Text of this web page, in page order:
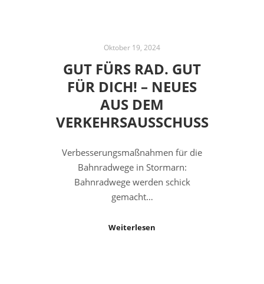
Oktober 19, 2024
GUT FÜRS RAD. GUT
FÜR DICH! – NEUES
AUS DEM
VERKEHRSAUSSCHUSS
Verbesserungsmaßnahmen für die
Bahnradwege in Stormarn:
Bahnradwege werden schick
gemacht…
Weiterlesen